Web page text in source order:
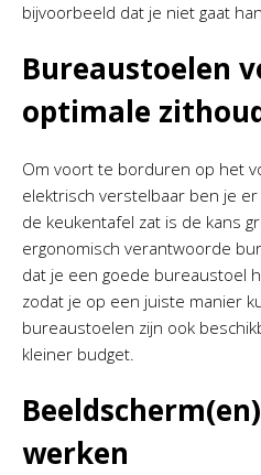
bijvoorbeeld dat je niet gaat
Bureaustoelen
optimale
Om voort te borduren op het
elektrisch verstelbaar ben je
de keukentafel zat is de kans
ergonomisch verantwoorde
dat je een goede bureaustoel
zodat je op een juiste manier
bureaustoelen zijn ook
kleiner budget.
werken